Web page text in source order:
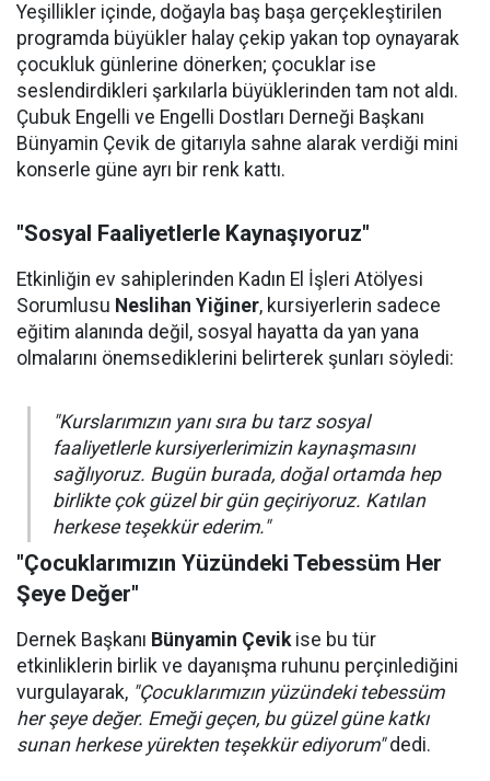
Yeşillikler içinde, doğayla baş başa gerçekleştirilen
programda büyükler halay çekip yakan top oynayarak
çocukluk günlerine dönerken; çocuklar ise
seslendirdikleri şarkılarla büyüklerinden tam not aldı.
Çubuk Engelli ve Engelli Dostları Derneği Başkanı
Bünyamin Çevik de gitarıyla sahne alarak verdiği mini
konserle güne ayrı bir renk kattı.
"Sosyal Faaliyetlerle Kaynaşıyoruz"
Etkinliğin ev sahiplerinden Kadın El İşleri Atölyesi
Sorumlusu Neslihan Yiğiner, kursiyerlerin sadece
eğitim alanında değil, sosyal hayatta da yan yana
olmalarını önemsediklerini belirterek şunları söyledi:
"Kurslarımızın yanı sıra bu tarz sosyal
faaliyetlerle kursiyerlerimizin kaynaşmasını
sağlıyoruz. Bugün burada, doğal ortamda hep
birlikte çok güzel bir gün geçiriyoruz. Katılan
herkese teşekkür ederim."
"Çocuklarımızın Yüzündeki Tebessüm Her
Şeye Değer"
Dernek Başkanı Bünyamin Çevikise bu tür
etkinliklerin birlik ve dayanışma ruhunu perçinlediğini
vurgulayarak, "Çocuklarımızın yüzündeki tebessüm
her şeye değer. Emeği geçen, bu güzel güne katkı
sunan herkese yürekten teşekkür ediyorum"dedi.